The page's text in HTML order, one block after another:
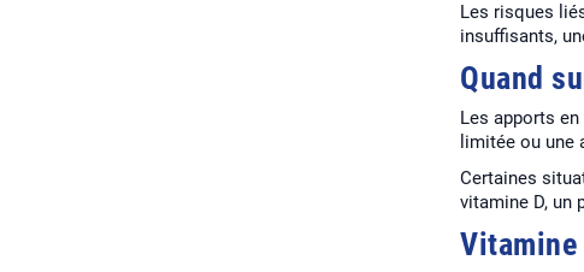
Les risques
insuffisants,
Quand
Les apports
limitée ou une
Certaines
vitamine D, un
Vitamine